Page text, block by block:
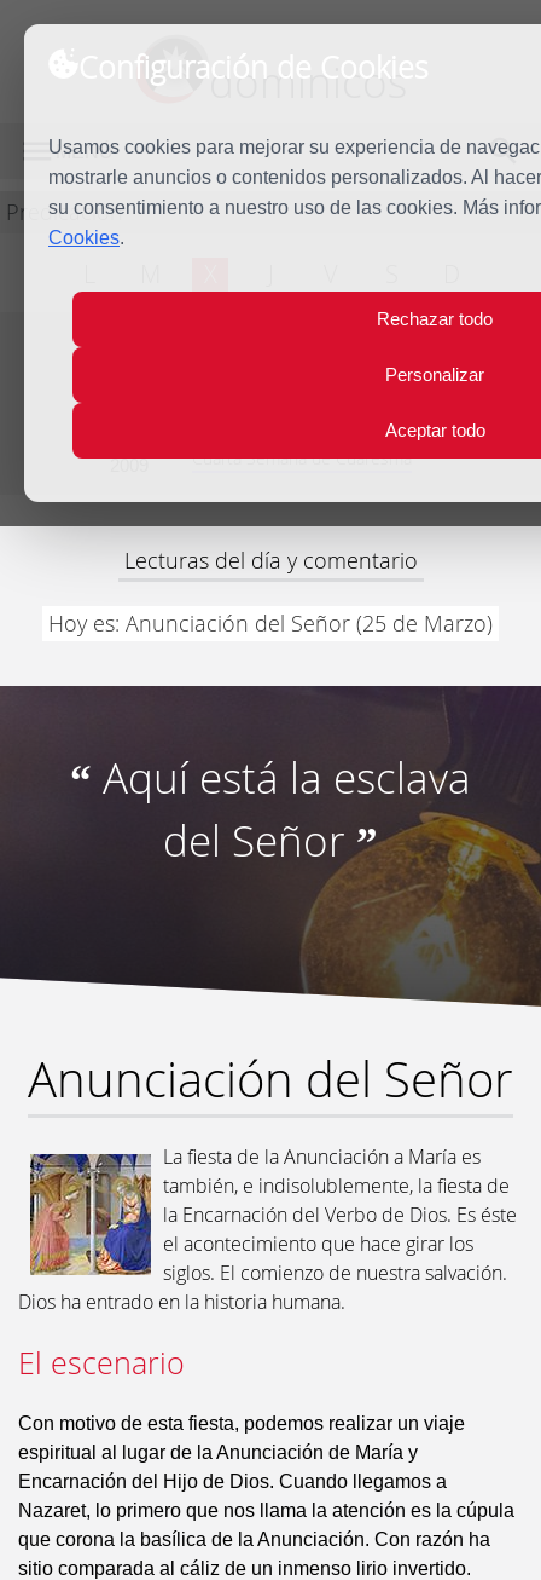
Configuración de Cookies
Usamos cookies para mejorar su experiencia de
mostrarle anuncios o contenidos personalizados. Al
su consentimiento a nuestro uso de las cookies. Más
Cookies.
Rechazar todo
Personalizar
Aceptar todo
dominicos
MENÚ
Predicación
2009
Evangelio del día
Cuarta Semana de Cuaresma
Lecturas del día y comentario
Hoy es: Anunciación del Señor (25 de Marzo)
“ Aquí está la esclava
del Señor ”
Anunciación del Señor
La fiesta de la Anunciación a María es
también, e indisolublemente, la fiesta de
la Encarnación del Verbo de Dios. Es éste
el acontecimiento que hace girar los
siglos. El comienzo de nuestra salvación.
Dios ha entrado en la historia humana.
El escenario
Con motivo de esta fiesta, podemos realizar un viaje
espiritual al lugar de la Anunciación de María y
Encarnación del Hijo de Dios. Cuando llegamos a
Nazaret, lo primero que nos llama la atención es la cúpula
que corona la basílica de la Anunciación. Con razón ha
sitio comparada al cáliz de un inmenso lirio invertido.